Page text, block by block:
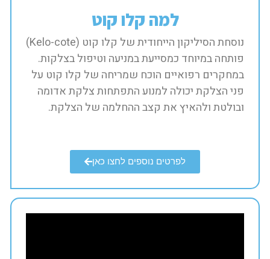
למה קלו קוט
נוסחת הסיליקון הייחודית של קלו קוט (Kelo-cote)
פותחה במיוחד כמסייעת במניעה וטיפול בצלקות.
במחקרים רפואיים הוכח שמריחה של קלו קוט על
פני הצלקת יכולה למנוע התפתחות צלקת אדומה
ובולטת ולהאיץ את קצב ההחלמה של הצלקת.​
לפרטים נוספים לחצו כאן